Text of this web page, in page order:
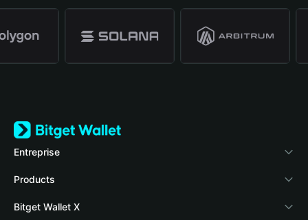
Entreprise
À propos de Bitget Wallet
Blog
Products
Crypto Card
Bitget Wallet X